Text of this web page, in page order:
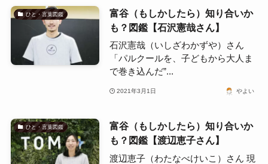
ひと・言葉図鑑
富谷（もしかしたら）知り合いか
も？図鑑【石沢憲哉さん】
石沢憲哉（いしざわかずや）さん
「パルクールを、子どもから大人ま
で巻き込んだ”...
2021年3月1日 やよい
ひと・言葉図鑑
富谷（もしかしたら）知り合いか
も？図鑑【渡辺恵子さん】
渡辺恵子（わたなべけいこ）さん 現